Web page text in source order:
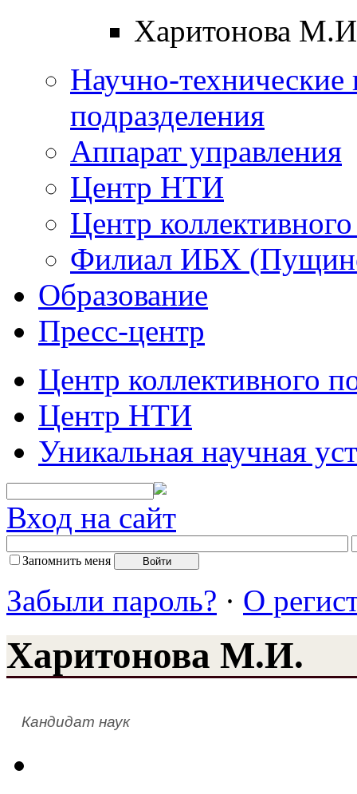
Харитонова
Научно-технические
подразделения
Аппарат управления
Центр НТИ
Центр
Филиал ИБХ
Образование
Пресс-центр
Центр коллективного
Центр НТИ
Уникальная научная
Вход на сайт
Запомнить меня
Забыли пароль? · О
Харитонова М.И.
Кандидат наук